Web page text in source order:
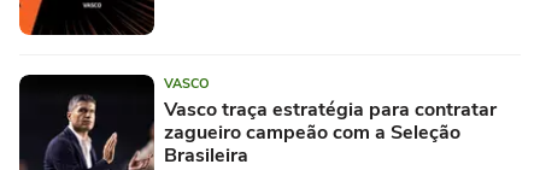
VASCO
Vasco traça estratégia para contratar
zagueiro campeão com a Seleção
Brasileira